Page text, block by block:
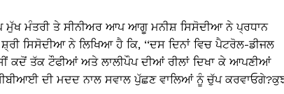
ਮੁੱਖ ਮੰਤਰੀ ਤੇ ਸੀਨੀਅਰ ਆਪ ਆਗੂ ਮਨੀਸ਼ ਸਿਸੋਦੀਆ ਨੇ ਪ੍ਰਧਾਨ
ਸਿਸੋਦੀਆ ਨੇ ਲਿਖਿਆ ਹੈ ਕਿ, ‘‘ਦਸ ਦਿਨਾਂ ਵਿਚ ਪੈਟਰੋਲ-ਡੀਜਲ
ਕਦੋਂ ਤੱਕ ਟੌਫੀਆਂ ਅਤੇ ਲਾਲੀਪੌਪ ਦੀਆਂ ਰੀਲਾਂ ਦਿਖਾ ਕੇ ਆਪਣੀਆਂ
ਦੀ ਮਦਦ ਨਾਲ ਸਵਾਲ ਪੁੱਛਣ ਵਾਲਿਆਂ ਨੂੰ ਚੁੱਪ